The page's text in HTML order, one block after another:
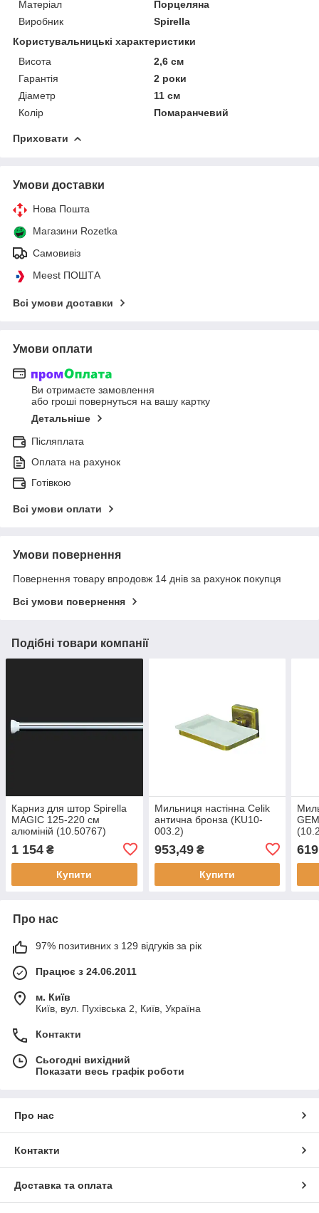
Матеріал
Порцеляна
Виробник
Spirella
Користувальницькі характеристики
Висота
2,6 см
Гарантія
2 роки
Діаметр
11 см
Колір
Помаранчевий
Приховати
Умови доставки
Нова Пошта
Магазини Rozetka
Самовивіз
Meest ПОШТА
Всі умови доставки
Умови оплати
Ви отримаєте замовлення
або гроші повернуться на вашу картку
Детальніше
Післяплата
Оплата на рахунок
Готівкою
Всі умови оплати
Умови повернення
Повернення товару впродовж 14 днів за рахунок покупця
Всі умови повернення
Подібні товари компанії
Карниз для штор Spirella
MAGIC 125-220 см
алюміній (10.50767)
1 154 ₴
Купити
Мильниця настінна Celik
антична бронза (KU10-
003.2)
953,49₴
Купити
619
Про нас
97% позитивних з 129 відгуків за рік
Працює з 24.06.2011
м. Київ
Київ, вул. Пухівська 2, Київ, Україна
Контакти
Сьогодні вихідний
Показати весь графік роботи
Про нас
Контакти
Доставка та оплата